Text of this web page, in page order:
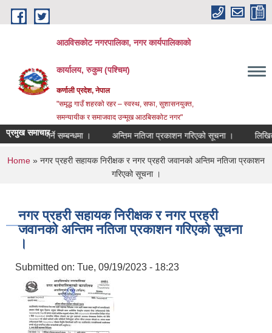
Skip to main content
आठविसकोट नगरपालिका, नगर कार्यपालिकाको
कार्यालय, रुकुम (पश्चिम)
कर्णाली प्रदेश, नेपाल
"समृद्ध गाउँ शहरको रहर – स्वस्थ, सफा, सुशासनयुक्त,
समन्यायीक र समाजवाद उन्मूख आठबिसकोट नगर"
प्रमुख समाचार
पेश गर्ने सम्बन्धमा । अन्तिम नतिजा प्रकाशन गरिएको सूचना । लिखित
You are here
Home » नगर प्रहरी सहायक निरीक्षक र नगर प्रहरी जवानको अन्तिम नतिजा प्रकाशन
गरिएको सूचना ।
नगर प्रहरी सहायक निरीक्षक र नगर प्रहरी
जवानको अन्तिम नतिजा प्रकाशन गरिएको सूचना
।
Submitted on: Tue, 09/19/2023 - 18:23